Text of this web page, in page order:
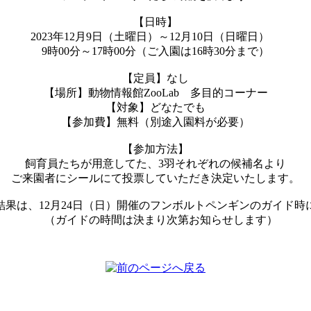
【日時】
2023年12月9日（土曜日）～12月10日（日曜日）
9時00分～17時00分（ご入園は16時30分まで）
【定員】なし
【場所】動物情報館ZooLab 多目的コーナー
【対象】どなたでも
【参加費】無料（別途入園料が必要）
【参加方法】
​飼育員たちが用意してた、3羽それぞれの候補名より
ご来園者にシールにて投票していただき決定いたします。
は、12月24日（日）開催のフンボルトペンギンのガイド時
（ガイドの時間は決まり次第お知らせします）